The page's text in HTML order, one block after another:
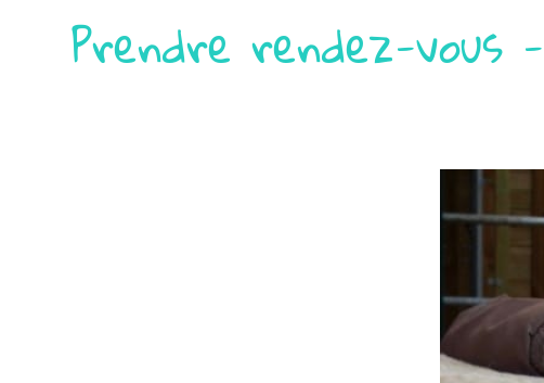
Prendre rendez-